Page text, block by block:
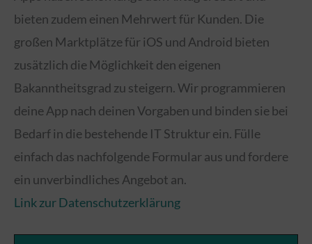
bieten zudem einen Mehrwert für Kunden. Die
großen Marktplätze für iOS und Android bieten
zusätzlich die Möglichkeit den eigenen
Bakanntheitsgrad zu steigern. Wir programmieren
deine App nach deinen Vorgaben und binden sie bei
Bedarf in die bestehende IT Struktur ein. Fülle
einfach das nachfolgende Formular aus und fordere
ein unverbindliches Angebot an.
Link zur Datenschutzerklärung